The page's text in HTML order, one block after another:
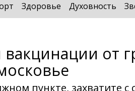
Здоровье Духовность
от
пункте, захватите с